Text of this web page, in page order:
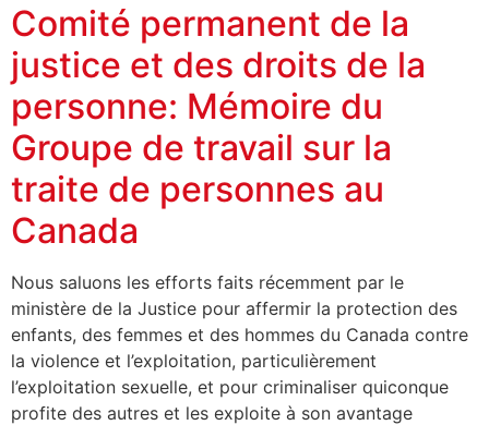
Comité permanent de la
justice et des droits de la
personne: Mémoire du
Groupe de travail sur la
traite de personnes au
Canada
Nous saluons les efforts faits récemment par le
ministère de la Justice pour affermir la protection des
enfants, des femmes et des hommes du Canada contre
la violence et l’exploitation, particulièrement
l’exploitation sexuelle, et pour criminaliser quiconque
profite des autres et les exploite à son avantage